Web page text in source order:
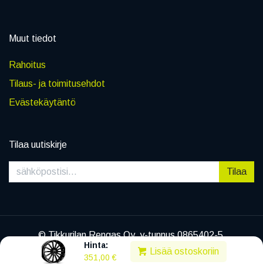
Hinta:
351,00 €
Lisää ostoskoriin
Muut tiedot
Rahoitus
Tilaus- ja toimitusehdot
Evästekäytäntö
Tilaa uutiskirje
Tilaa
© Tikkurilan Rengas Oy, y-tunnus 0865402-5
|Tietosuojaseloste